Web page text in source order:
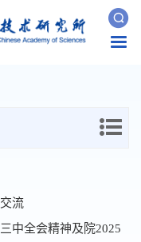
流
中全会精神及院2025